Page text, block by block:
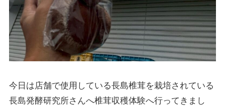
今日は店舗で使用している長島椎茸を栽培されている
長島発酵研究所さんへ椎茸収穫体験へ行ってきまし